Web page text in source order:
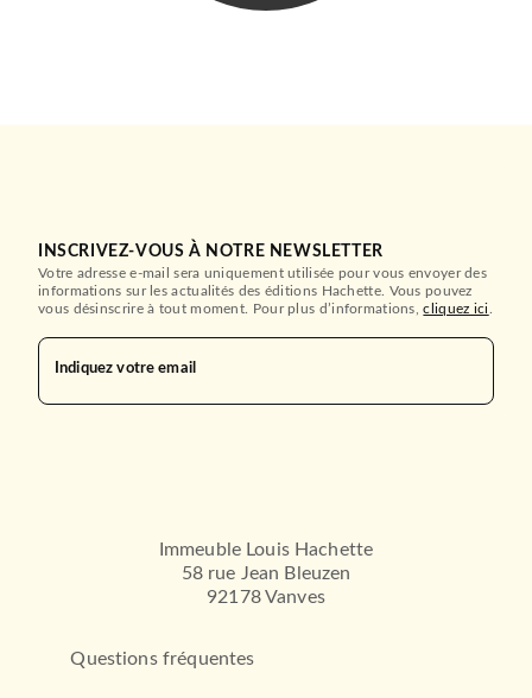
Préquelle : L'…
31/05/2013
INSCRIVEZ-VOUS À NOTRE NEWSLETTER
Votre adresse e-mail sera uniquement utilisée pour vous envoyer des
informations sur les actualités des éditions Hachette. Vous pouvez
vous désinscrire à tout moment. Pour plus d’informations,cliquez ici
Indiquez votre email
Immeuble Louis Hachette
58 rue Jean Bleuzen
92178 Vanves
Questions fréquentes